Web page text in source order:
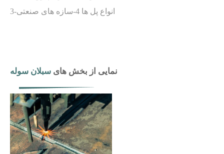
3-انواع پل ها 4-سازه های صنعتی
نمایی از بخش های سبلان سوله